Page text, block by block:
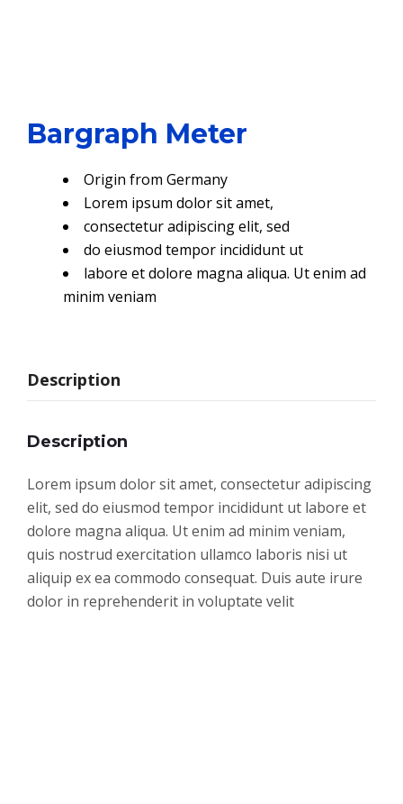
Bargraph Meter
Origin from Germany
Lorem ipsum dolor sit amet,
consectetur adipiscing elit, sed
do eiusmod tempor incididunt ut
labore et dolore magna aliqua. Ut enim ad
minim veniam
Description
Description
Lorem ipsum dolor sit amet, consectetur adipiscing
elit, sed do eiusmod tempor incididunt ut labore et
dolore magna aliqua. Ut enim ad minim veniam,
quis nostrud exercitation ullamco laboris nisi ut
aliquip ex ea commodo consequat. Duis aute irure
dolor in reprehenderit in voluptate velit